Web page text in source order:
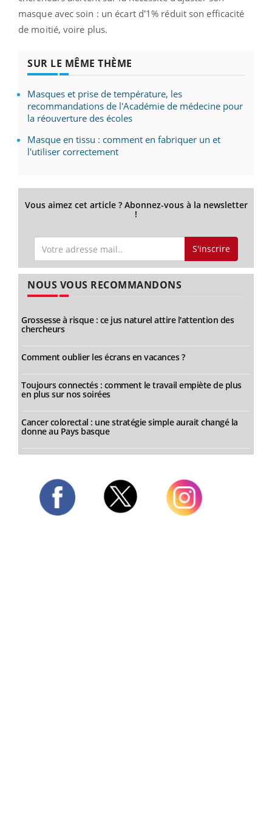
masque avec soin : un écart d'1% réduit son efficacité
de moitié, voire plus.
SUR LE MÊME THÈME
Masques et prise de température, les
recommandations de l'Académie de médecine pour
la réouverture des écoles
Masque en tissu : comment en fabriquer un et
l'utiliser correctement
Vous aimez cet article ? Abonnez-vous à la newsletter
!
S'inscrire
NOUS VOUS RECOMMANDONS
Grossesse à risque : ce jus naturel attire l'attention des
chercheurs
Comment oublier les écrans en vacances ?
Toujours connectés : comment le travail empiète de plus
en plus sur nos soirées
Cancer colorectal : une stratégie simple aurait changé la
donne au Pays basque